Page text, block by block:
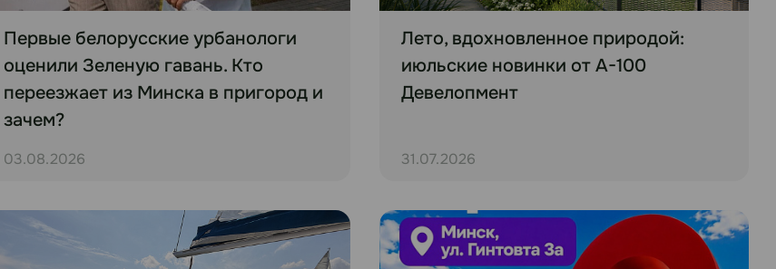
Первые белорусские урбанологи
оценили Зеленую гавань. Кто
переезжает из Минска в пригород и
зачем?
03.08.2026
Лето, вдохновленное природой:
июльские новинки от А-100
Девелопмент
31.07.2026